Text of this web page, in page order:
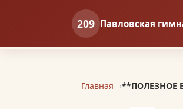
209 Павловская
Главная **ПОЛЕЗНОЕ